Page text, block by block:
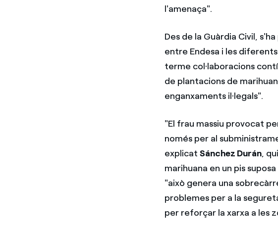
l'amenaça".
Des de la Guàrdia Civil,
entre Endesa i les
terme col·laboracions
de plantacions de
enganxaments il·legals".
"El frau massiu provocat
només per al
explicatSánchez Durán,
marihuana en un pis
"això genera una
problemes per a la
per reforçar la xarxa a les